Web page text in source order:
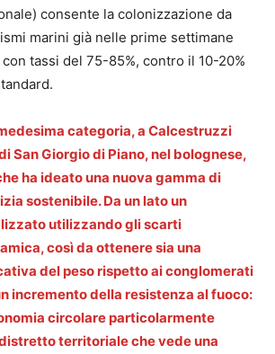
consente la colonizzazione da
marini già nelle prime settimane
tassi del 75-85%, contro il 10-20%
categoria, a Calcestruzzi
San Giorgio di Piano, nel bolognese,
ha ideato una nuova gamma di
sostenibile. Da un lato un
utilizzando gli scarti
così da ottenere sia una
del peso rispetto ai conglomerati
incremento della resistenza al fuoco:
circolare particolarmente
territoriale che vede una